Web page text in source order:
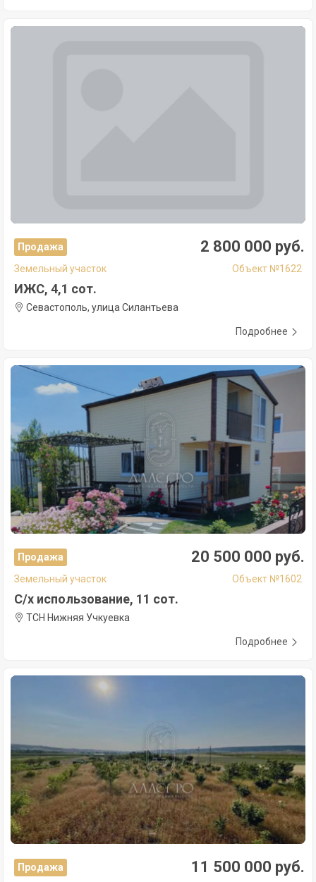
Продажа 2 800 000 руб.
Земельный участок Объект №1622
ИЖС, 4,1 сот.
Севастополь, улица Силантьева
Подробнее
Продажа 20 500 000 руб.
Земельный участок Объект №1602
С/х использование, 11 сот.
ТСН Нижняя Учкуевка
Подробнее
Продажа 11 500 000 руб.